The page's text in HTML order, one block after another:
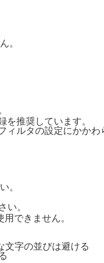
。
推奨しています。
ルタの設定にかか
。
い。
できません。
文字の並びは避ける